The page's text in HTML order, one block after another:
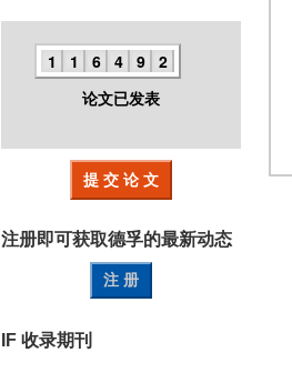
1 1 6 4 9 2
论文已发表
提 交 论 文
注册即可获取德孚的最新动态
注 册
IF 收录期刊